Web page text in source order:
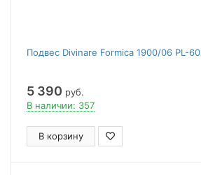
Подвес Divinare Formica 1900/06 PL-60
5 390 руб.
В наличии: 357
В корзину